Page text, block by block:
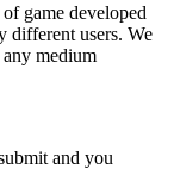
game developed
different users. We
any medium
and you